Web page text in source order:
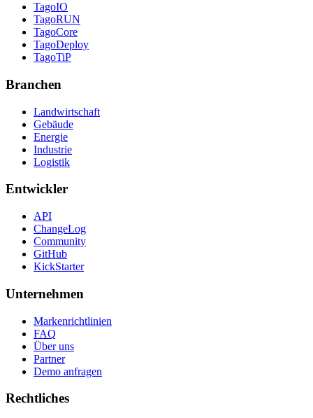
TagoIO
TagoRUN
TagoCore
TagoDeploy
TagoTiP
Branchen
Landwirtschaft
Gebäude
Energie
Industrie
Logistik
Entwickler
API
ChangeLog
Community
GitHub
KickStarter
Unternehmen
Markenrichtlinien
FAQ
Über uns
Partner
Demo anfragen
Rechtliches